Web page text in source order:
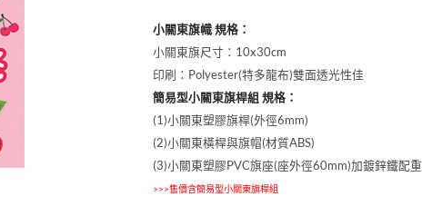
小關東旗幟 規格：
小關東旗尺寸：10x30cm
印刷：Polyester(特多龍布)雙面透光性佳
簡易型小關東旗桿組 規格：
(1)小關東塑膠旗桿(外徑6mm)
(2)小關東橫桿與旗帽(材質ABS)
(3)小關東塑膠PVC旗座(座外徑60mm)加鍍鋅鐵配重
>>>售價含簡易型小關東旗桿組